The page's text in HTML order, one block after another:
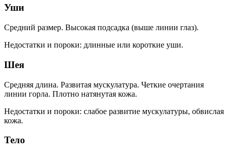
Уши
Средний размер. Высокая подсадка (выше линии глаз).
Недостатки и пороки: длинные или короткие уши.
Шея
Средняя длина. Развитая мускулатура. Четкие очертания
линии горла. Плотно натянутая кожа.
Недостатки и пороки: слабое развитие мускулатуры, обвислая
кожа.
Тело